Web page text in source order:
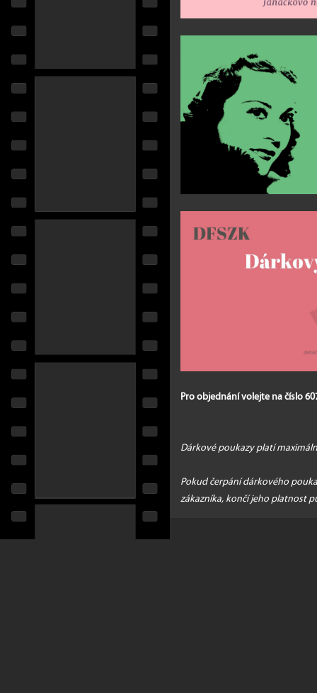
Pro objednání volejte na číslo
Dárkové poukazy platí
Pokud čerpání dárkového
zákazníka, končí jeho platnost